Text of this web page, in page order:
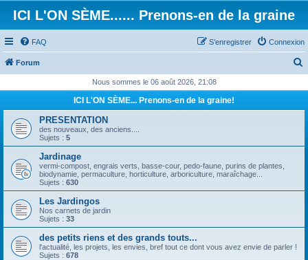
ICI L'ON SÈME...... Prenons-en de la graine
FAQ Connexion
S’enregistrer
Forum
h
r
e
Nous sommes le 06 août 2026, 21:08
ICI L'ON SÈME... Prenons-en de la graine!
PRESENTATION
des nouveaux, des anciens....
Sujets : 5
Jardinage
vermi-compost, engrais verts, basse-cour, pedo-faune, purins de plantes,
biodynamie, permaculture, horticulture, arboriculture, maraîchage...
Sujets : 630
Les Jardingos
Nos carnets de jardin
Sujets : 33
des petits riens et des grands touts...
l'actualité, les projets, les envies, bref tout ce dont vous avez envie de parler !
Sujets : 678